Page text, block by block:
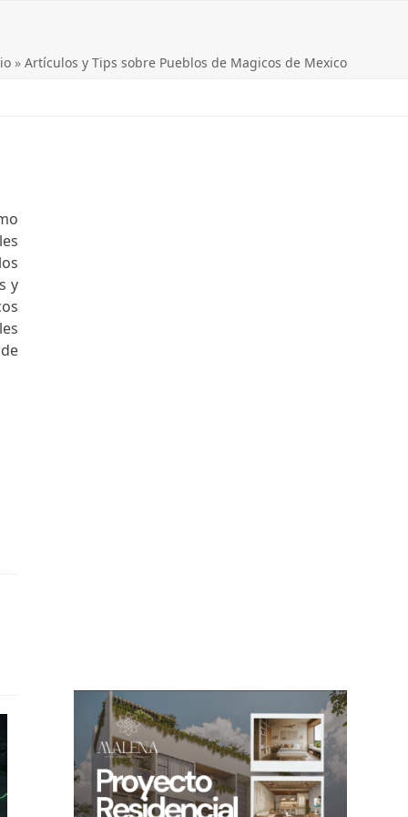
» Artículos y Tips sobre Pueblos de Magicos de Mexico
y